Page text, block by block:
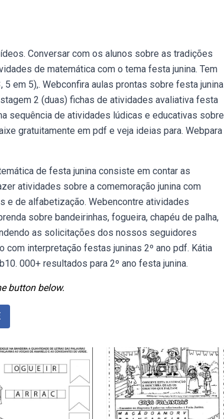
Conversar com os alunos sobre as tradições
de matemática com o tema festa junina. Tem
em 5),. Webconfira aulas prontas sobre festa junina
2 (duas) fichas de atividades avaliativa festa
sequência de atividades lúdicas e educativas sobre
gratuitamente em pdf e veja ideias para. Webpara
de festa junina consiste em contar as
atividades sobre a comemoração junina com
e de alfabetização. Webencontre atividades
sobre bandeirinhas, fogueira, chapéu de palha,
as solicitações dos nossos seguidores
interpretação festas juninas 2º ano pdf. Kátia
000+ resultados para 2º ano festa junina.
button below.